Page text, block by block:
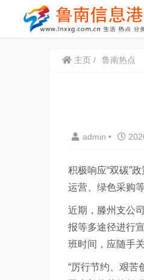
主页 鲁南热点
admin •
积极响应“双碳”
运营、绿色采购
近期，滕州支公
报等多途径进行
班时间，应随手
“厉行节约、艰苦